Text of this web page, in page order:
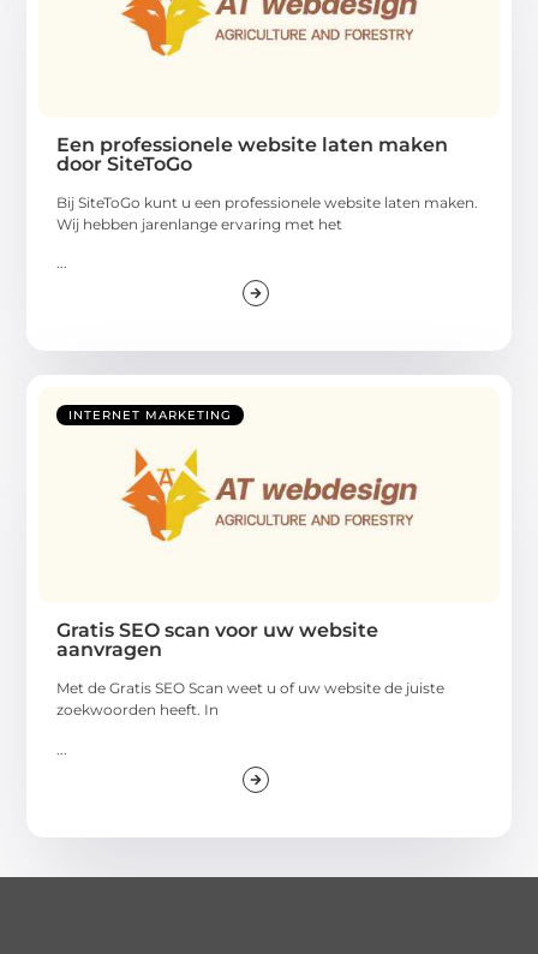
Een professionele website laten maken
door SiteToGo
Bij SiteToGo kunt u een professionele website laten maken.
Wij hebben jarenlange ervaring met het
...
INTERNET MARKETING
Gratis SEO scan voor uw website
aanvragen
Met de Gratis SEO Scan weet u of uw website de juiste
zoekwoorden heeft. In